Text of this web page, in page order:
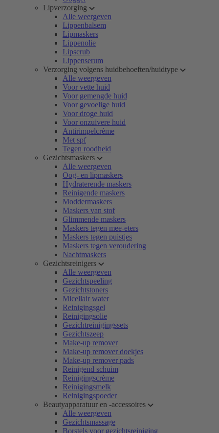
Lipverzorging
Alle weergeven
Lippenbalsem
Lipmaskers
Lippenolie
Lipscrub
Lippenserum
Verzorging volgens huidbehoeften/huidtype
Alle weergeven
Voor vette huid
Voor gemengde huid
Voor gevoelige huid
Voor droge huid
Voor onzuivere huid
Antirimpelcrème
Met spf
Tegen roodheid
Gezichtsmaskers
Alle weergeven
Oog- en lipmaskers
Hydraterende maskers
Reinigende maskers
Moddermaskers
Maskers van stof
Glimmende maskers
Maskers tegen mee-eters
Maskers tegen puistjes
Maskers tegen veroudering
Nachtmaskers
Gezichtsreinigers
Alle weergeven
Gezichtspeeling
Gezichtstoners
Micellair water
Reinigingsgel
Reinigingsolie
Gezichtreinigingssets
Gezichtszeep
Make-up remover
Make-up remover doekjes
Make-up remover pads
Reinigend schuim
Reinigingscrème
Reinigingsmelk
Reinigingspoeder
Beautyapparatuur en -accessoires
Alle weergeven
Gezichtsmassage
Borstels voor gezichtsreiniging